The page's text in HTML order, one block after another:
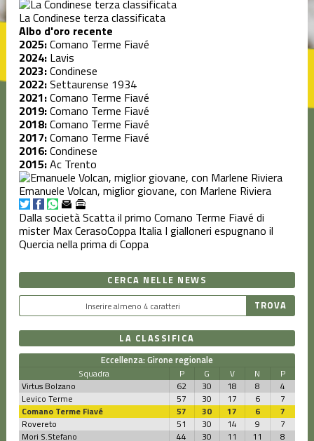
La Condinese terza classificata
Albo d'oro recente
2025:Comano Terme Fiavé
2024:Lavis
2023:Condinese
2022:Settaurense 1934
2021:Comano Terme Fiavé
2019:Comano Terme Fiavé
2018:Comano Terme Fiavé
2017:Comano Terme Fiavé
2016:Condinese
2015:Ac Trento
Emanuele Volcan, miglior giovane, con Marlene Riviera
Dalla societàScatta il primo Comano Terme Fiavé di
mister Max CerasoCoppa Italia I gialloneri espugnano il
Quercia nella prima di Coppa
Varie
CERCA NELLE NEWS
LA CLASSIFICA
Eccellenza: Girone regionale
Squadra P G V N
P
Virtus Bolzano
62 30 18 8
4
Levico Terme
57 30 17 6
7
Comano Terme Fiavé
57 30 17 6
7
Rovereto
51 30 14 9
7
Mori S.Stefano
44 30 11 11 8